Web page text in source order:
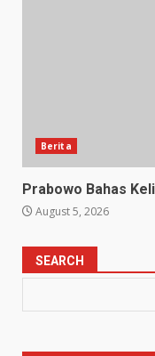
Berita
Prabowo Bahas
August 5, 2026
SEARCH